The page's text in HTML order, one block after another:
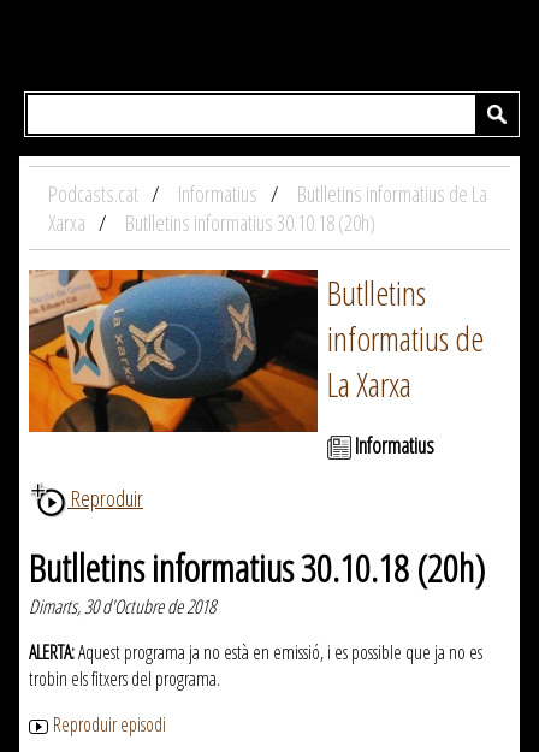
Podcasts.cat Informatius
Butlletins informatius de La
Xarxa
Butlletins informatius 30.10.18 (20h)
Butlletins
informatius de
La Xarxa
Informatius
Reproduir
Butlletins informatius 30.10.18 (20h)
Dimarts, 30 d'Octubre de 2018
ALERTA:Aquest programa ja no està en emissió, i es possible que ja no es
trobin els fitxers del programa.
Reproduir episodi